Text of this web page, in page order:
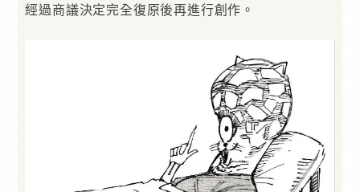
經過商議決定完全復原後再進行創作。